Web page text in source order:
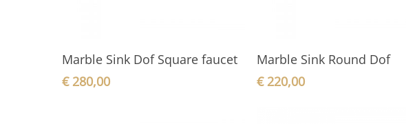
In den Warenkorb
Marble Sink Dof Square faucet
€280,00
In den Warenkorb
Marble Sink Round Dof
€220,00